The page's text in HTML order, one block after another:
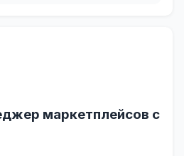
маркетплейсов с